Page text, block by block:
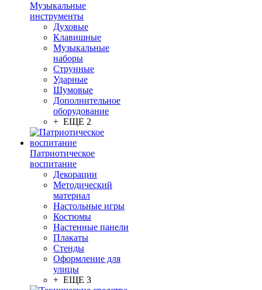
Музыкальные
инструменты
Духовые
Клавишные
Музыкальные
наборы
Струнные
Ударные
Шумовые
Дополнительное
оборудование
+ ЕЩЕ 2
Патриотическое
воспитание
Декорации
Методический
материал
Настольные игры
Костюмы
Настенные панели
Плакаты
Стенды
Оформление для
улицы
+ ЕЩЕ 3